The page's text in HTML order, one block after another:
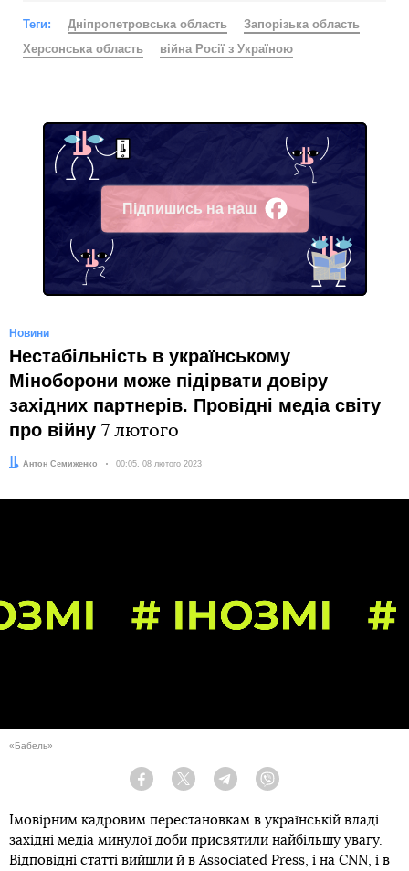
Теги: Дніпропетровська область
Запорізька область
Херсонська область
війна Росії з Україною
Підпишись на наш
Facebook
Новини
Нестабільність в українському
Міноборони може підірвати довіру
західних партнерів. Провідні медіа світу
про війну 7 лютого
Автор:
Антон Семиженко Дата:
00:05, 08 лютого 2023
«Бабель»
Facebook Twitter Telegram
Імовірним кадровим перестановкам в українській владі
західні медіа минулої доби присвятили найбільшу увагу.
Відповідні статті вийшли й в Associated Press, і на CNN, і в